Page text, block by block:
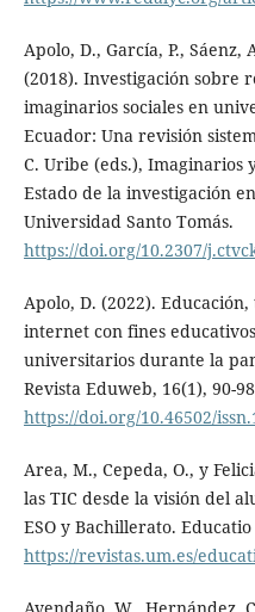
Apolo, D., García, P.,
(2018). Investigación sobre
imaginarios sociales en
Ecuador: Una revisión
C. Uribe (eds.), Imaginarios
Estado de la investigación
Universidad Santo Tomás.
https://doi.org/10.2307/
Apolo, D. (2022).
internet con fines
universitarios durante la
Revista Eduweb, 16(1), 90-
https://doi.org/10.46502/
Area, M., Cepeda, O., y
las TIC desde la visión del
ESO y Bachillerato.
https://revistas.um.es/